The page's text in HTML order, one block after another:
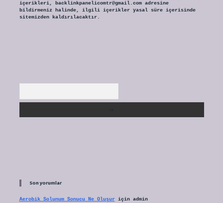
içerikleri, backlinkpanelicomtr@gmail.comadresine
bildirmeniz halinde, ilgili içerikler yasal süre içerisinde
sitemizden kaldırılacaktır.
Son yorumlar
Aerobik Solunum Sonucu Ne Oluşuriçin admin